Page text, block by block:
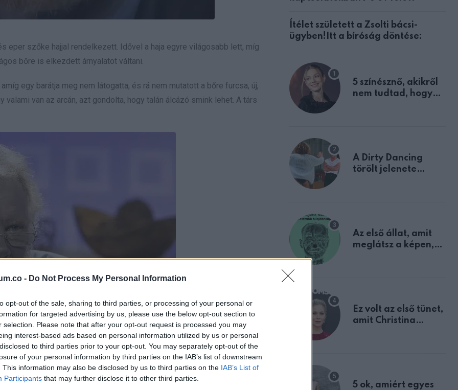
- Do Not Process My Personal Information
opt-out of the sale, sharing to third parties, or processing of your personal or
for targeted advertising by us, please use the below opt-out section to
selection. Please note that after your opt-out request is processed you may
interest-based ads based on personal information utilized by us or personal
to third parties prior to your opt-out. You may separately opt-out of the
of your personal information by third parties on the IAB’s list of downstream
This information may also be disclosed by us to third parties on the IAB’s List of
Participants that may further disclose it to other third parties.
eper szőke hajjal rendelkezett. Idővel a haja egyre világosabb lett, míg
bőre is elkezdett árnyalatot váltani.
egy barátja meg nem látogatta, és rá nem mutatott a bőre furcsa, új,
van az arcán, azt gondolta, hogy talán álcázó smink lehet. A társ
Ítélet született a Zsolti bácsi-
ügyben!Itt a bíróság döntése:
5 színésznő, akikről
nem tudtad, hogy
A Dirty Dancing
törölt jelenete
Az első állat, amit
meglátsz a képen,
Ez volt az első tünet,
amit Christina
5 ok, amiért egyes